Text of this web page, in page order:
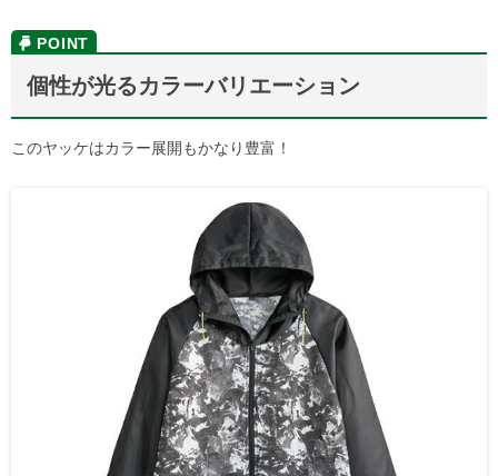
個性が光るカラーバリエーション
このヤッケはカラー展開もかなり豊富！